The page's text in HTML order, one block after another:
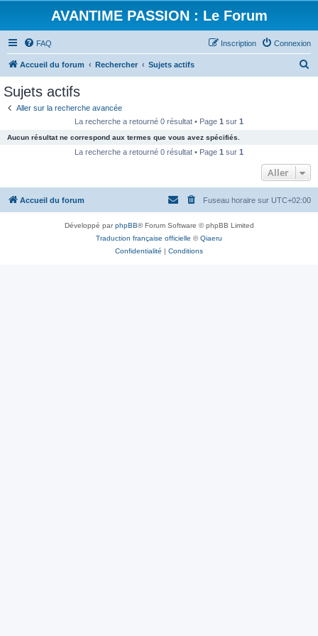
AVANTIME PASSION : Le Forum
FAQ Connexion
Inscription
Accueil du forum Rechercher Sujets actifs
c
e
Sujets actifs
Aller sur la recherche avancée
La recherche a retourné 0 résultat • Page 1 sur 1
Aucun résultat ne correspond aux termes que vous avez spécifiés.
La recherche a retourné 0 résultat • Page 1 sur 1
Aller
Accueil du forum Fuseau horaire sur UTC+02:00
Développé parphpBB® Forum Software © phpBB Limited
Traduction française officielle ©Qiaeru
Confidentialité | Conditions